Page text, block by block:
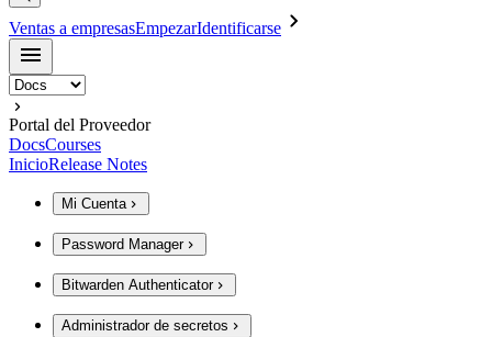
Ventas a empresasEmpezarIdentificarse
Portal del Proveedor
DocsCourses
InicioRelease Notes
Mi Cuenta
Password Manager
Bitwarden Authenticator
Administrador de secretos